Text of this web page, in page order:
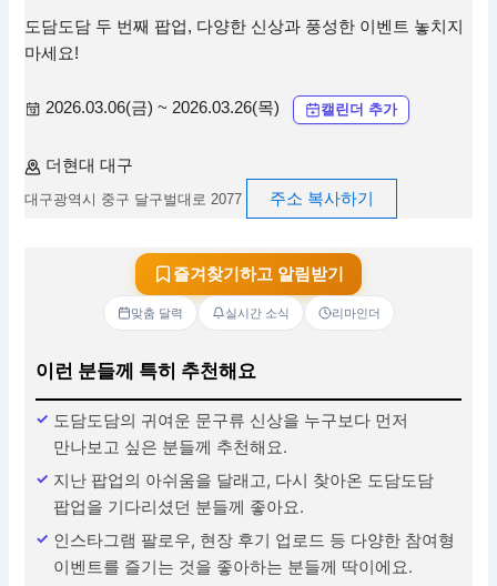
도담도담 두 번째 팝업, 다양한 신상과 풍성한 이벤트 놓치지
마세요!
2026.03.06(금) ~ 2026.03.26(목) 캘린더 추가
더현대 대구
대구광역시 중구 달구벌대로 2077 주소 복사하기
즐겨찾기하고 알림받기
맞춤 달력 실시간 소식 리마인더
이런 분들께 특히 추천해요
도담도담의 귀여운 문구류 신상을 누구보다 먼저
만나보고 싶은 분들께 추천해요.
지난 팝업의 아쉬움을 달래고, 다시 찾아온 도담도담
팝업을 기다리셨던 분들께 좋아요.
인스타그램 팔로우, 현장 후기 업로드 등 다양한 참여형
이벤트를 즐기는 것을 좋아하는 분들께 딱이에요.